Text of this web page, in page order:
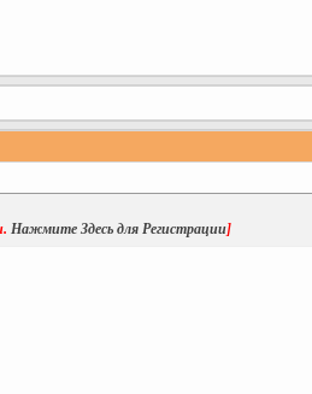
Нажмите Здесь для Регистрации]